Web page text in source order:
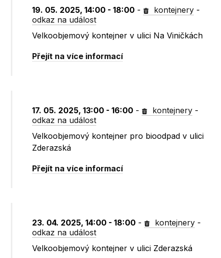
19. 05. 2025, 14:00 - 18:00 - kontejnery -
odkaz na událost
Velkoobjemový kontejner v ulici Na Viničkách
Přejít na více informací
17. 05. 2025, 13:00 - 16:00 - kontejnery -
odkaz na událost
Velkoobjemový kontejner pro bioodpad v ulici
Zderazská
Přejít na více informací
23. 04. 2025, 14:00 - 18:00 - kontejnery -
odkaz na událost
Velkoobjemový kontejner v ulici Zderazská